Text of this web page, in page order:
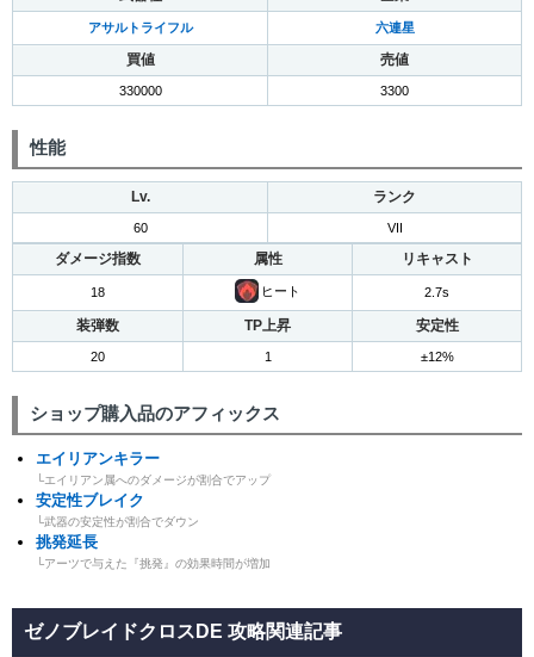
アサルトライフル 六連星
買値 売値
330000 3300
性能
Lv. ランク
60 VII
ダメージ指数 属性 リキャスト
18 ヒート 2.7s
装弾数 TP上昇 安定性
20 1 ±12%
ショップ購入品のアフィックス
エイリアンキラー
└エイリアン属へのダメージが割合でアップ
安定性ブレイク
└武器の安定性が割合でダウン
挑発延長
└アーツで与えた『挑発』の効果時間が増加
ゼノブレイドクロスDE 攻略関連記事